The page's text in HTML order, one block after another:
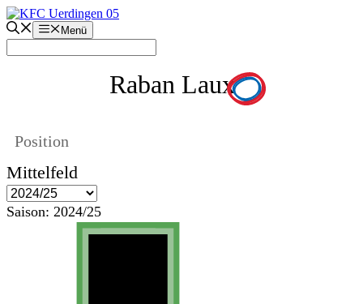
Zum
Inhalt
springen
Menü
Raban Laux
Position
Mittelfeld
Saison: 2024/25